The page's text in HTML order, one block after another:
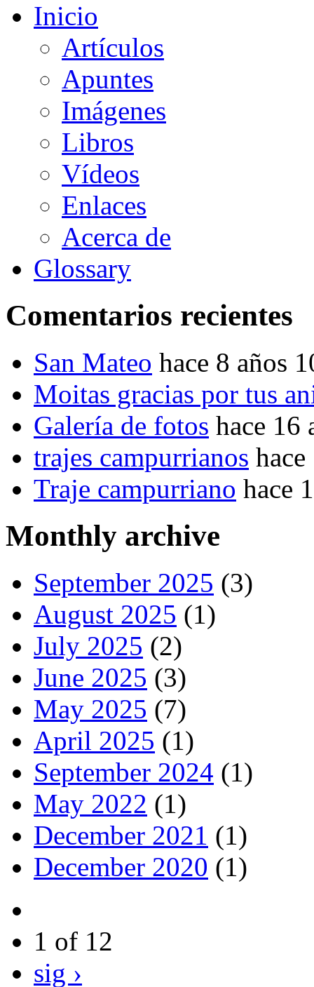
Inicio
Artículos
Apuntes
Imágenes
Libros
Vídeos
Enlaces
Acerca de
Glossary
Comentarios recientes
San Mateo hace 8 años
Moitas gracias por tus
Galería de fotos hace 16
trajes campurrianos
Traje campurriano hace
Monthly archive
September 2025 (3)
August 2025 (1)
July 2025 (2)
June 2025 (3)
May 2025 (7)
April 2025 (1)
September 2024 (1)
May 2022 (1)
December 2021 (1)
December 2020 (1)
1 of 12
sig ›